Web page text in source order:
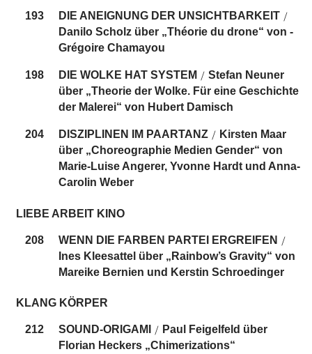
193 DIE ANEIGNUNG DER UNSICHTBARKEIT /
Danilo Scholz über „Théorie du drone“ von ­
Grégoire Chamayou
198 DIE WOLKE HAT SYSTEM/ Stefan Neuner
über „Theorie der Wolke. Für eine Geschichte
der Malerei“ von Hubert Damisch
204 DISZIPLINEN IM PAARTANZ/ Kirsten Maar
über „Choreographie Medien Gender“ von
Marie-Luise Angerer, Yvonne Hardt und Anna-
Carolin Weber
LIEBE ARBEIT KINO
208 WENN DIE FARBEN PARTEI ERGREIFEN /
Ines Kleesattel über „Rainbow’s Gravity“ von
Mareike Bernien und Kerstin Schroedinger
KLANG KÖRPER
212 SOUND-ORIGAMI / Paul Feigelfeld über
Florian Heckers „Chimerizations“